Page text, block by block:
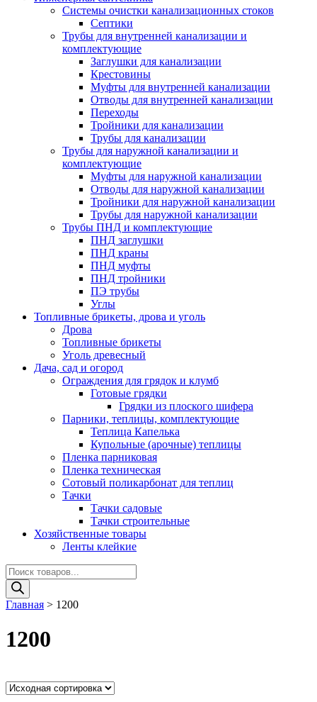
Системы очистки канализационных стоков
Септики
Трубы для внутренней канализации и
комплектующие
Заглушки для канализации
Крестовины
Муфты для внутренней канализации
Отводы для внутренней канализации
Переходы
Тройники для канализации
Трубы для канализации
Трубы для наружной канализации и
комплектующие
Муфты для наружной канализации
Отводы для наружной канализации
Тройники для наружной канализации
Трубы для наружной канализации
Трубы ПНД и комплектующие
ПНД заглушки
ПНД краны
ПНД муфты
ПНД тройники
ПЭ трубы
Углы
Топливные брикеты, дрова и уголь
Дрова
Топливные брикеты
Уголь древесный
Дача, сад и огород
Ограждения для грядок и клумб
Готовые грядки
Грядки из плоского шифера
Парники, теплицы, комплектующие
Теплица Капелька
Купольные (арочные) теплицы
Пленка парниковая
Пленка техническая
Сотовый поликарбонат для теплиц
Тачки
Тачки садовые
Тачки строительные
Хозяйственные товары
Ленты клейкие
Поиск
товаров
Главная > 1200
1200
Ценовой фильтр